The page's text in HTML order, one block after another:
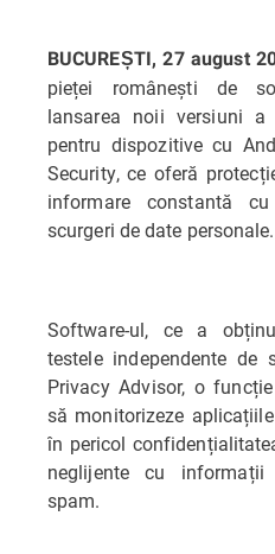
BUCUREȘTI, 27 august
pieței românești de
lansarea noii versiuni
pentru dispozitive cu
Security, ce oferă
informare constantă
scurgeri de date personale.
Software-ul, ce a
testele independente de
Privacy Advisor, o
să monitorizeze
în pericol
neglijente cu
spam.